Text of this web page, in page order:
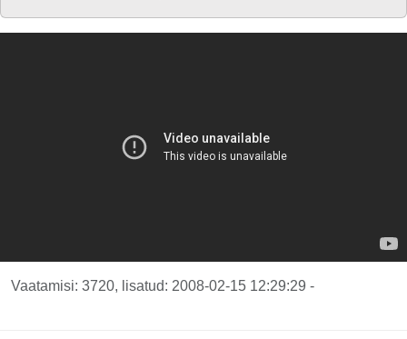
Vaatamisi: 3720, lisatud: 2008-02-15 12:29:29 -